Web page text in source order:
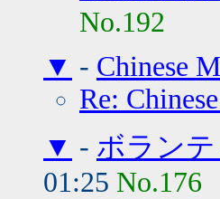
No.192
▼ - Chinese
Re:
▼ - ボラン
01:25 No.176